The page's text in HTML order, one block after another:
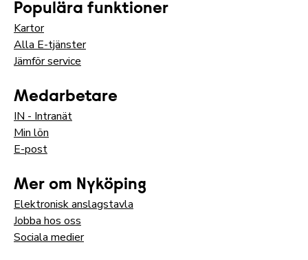
Populära funktioner
Kartor
Alla E-tjänster
Jämför service
Medarbetare
IN - Intranät
Min lön
E-post
Mer om Nyköping
Elektronisk anslagstavla
Jobba hos oss
Sociala medier